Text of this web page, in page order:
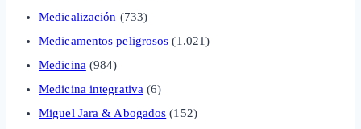
Medicalización (733)
Medicamentos peligrosos (1.021)
Medicina (984)
Medicina integrativa (6)
Miguel Jara & Abogados (152)